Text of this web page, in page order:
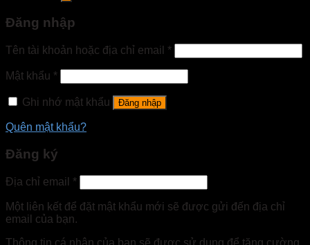
Đăng nhập
Tên tài khoản hoặc địa chỉ email *
Mật khẩu *
Ghi nhớ mật khẩu Đăng nhập
Quên mật khẩu?
Đăng ký
Địa chỉ email *
Một liên kết để đặt mật khẩu mới sẽ được gửi đến địa chỉ
email của bạn.
Thông tin cá nhân của bạn sẽ được sử dụng để tăng cường